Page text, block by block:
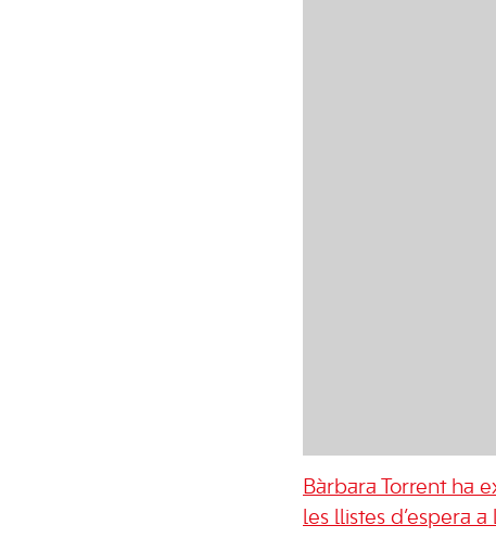
Bàrbara Torrent ha
les llistes d’espera